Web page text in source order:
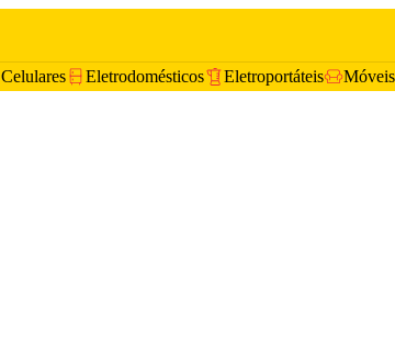
Celulares Eletrodomésticos Eletroportáteis Móveis